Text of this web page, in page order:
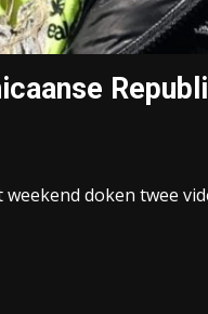
doken twee